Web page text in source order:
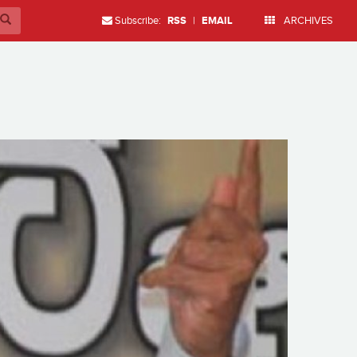
Subscribe: RSS | EMAIL ARCHIVES